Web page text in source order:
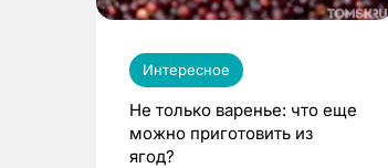
Интересное
Не только варенье: что еще
можно приготовить из
ягод?